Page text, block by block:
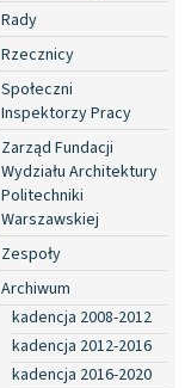
Rady
Rzecznicy
Społeczni
Inspektorzy Pracy
Zarząd Fundacji
Wydziału Architektury
Politechniki
Warszawskiej
Zespoły
Archiwum
kadencja 2008-2012
kadencja 2012-2016
kadencja 2016-2020